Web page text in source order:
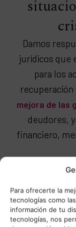
Para ofrecerte la
tecnologías como
información de tu
tecnologías, nos
Damos
jurídicos que
para los
recuperación
mejora de las
deudores,
financiero,
Además,
empresarial,
integrar